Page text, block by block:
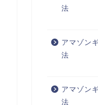
法
アマゾン
法
アマゾン
法